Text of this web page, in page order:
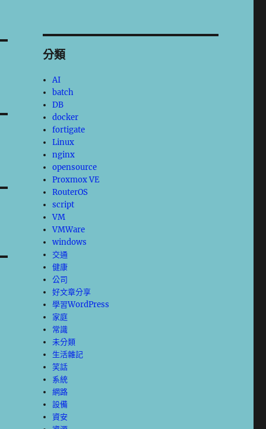
分類
AI
batch
DB
docker
fortigate
Linux
nginx
opensource
Proxmox VE
RouterOS
script
VM
VMWare
windows
交通
健康
公司
好文章分享
學習WordPress
家庭
常識
未分類
生活雜記
笑話
系統
網路
設備
資安